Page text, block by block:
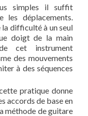
simples il suffit
les déplacements.
difficulté à un seul
doigt de la main
cet instrument
des mouvements
à des séquences
pratique donne
accords de base en
méthode de guitare